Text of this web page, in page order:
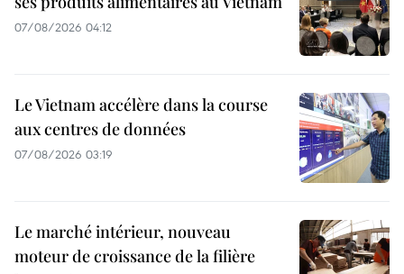
07/08/2026 04:12
Le Vietnam accélère dans la course
aux centres de données
07/08/2026 03:19
Le marché intérieur, nouveau
moteur de croissance de la filière